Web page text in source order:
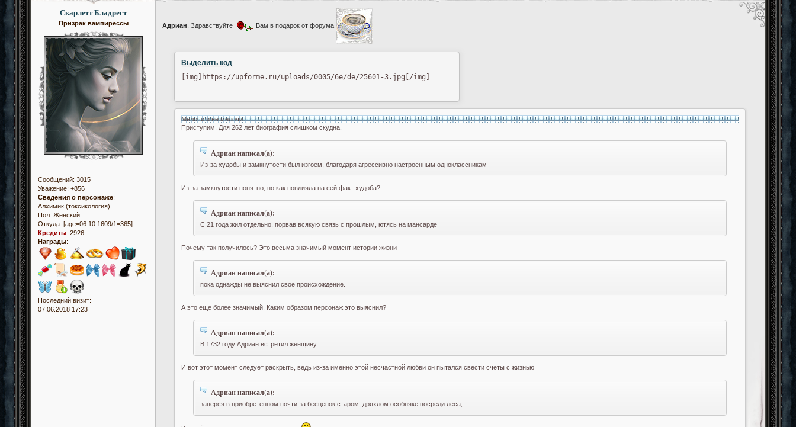
Скарлетт Бладрест
Призрак вампирессы
Сообщений: 3015
Уважение: +856
Сведения о персонаже:
Алхимик (токсикология)
Пол: Женский
Откуда: [age=06.10.1609/1=365]
Кредиты: 2926
Награды:
Последний визит:
07.06.2018 17:23
Адриан , Здравствуйте Вам в подарок от форума
Выделить код
[img]https://upforme.ru/uploads/0005/6e/de/25601-3.jpg[/img]
Мелочи и не мелочи
Приступим. Для 262 лет биография слишком скудна.
Адриан написал(а):
Из-за худобы и замкнутости был изгоем, благодаря агрессивно настроенным одноклассникам
Из-за замкнутости понятно, но как повлияла на сей факт худоба?
Адриан написал(а):
С 21 года жил отдельно, порвав всякую связь с прошлым, ютясь на мансарде
Почему так получилось? Это весьма значимый момент истории жизни
Адриан написал(а):
пока однажды не выяснил свое происхождение.
А это еще более значимый. Каким образом персонаж это выяснил?
Адриан написал(а):
В 1732 году Адриан встретил женщину
И вот этот момент следует раскрыть, ведь из-за именно этой несчастной любви он пытался свести счеты с жизнью
Адриан написал(а):
заперся в приобретенном почти за бесценок старом, дряхлом особняке посреди леса,